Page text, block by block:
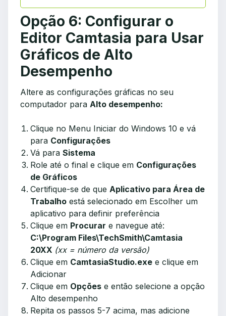
Opção 6: Configurar o
Editor Camtasia para Usar
Gráficos de Alto
Desempenho
Altere as configurações gráficas no seu
computador para Alto desempenho:
Clique no Menu Iniciar do Windows 10 e vá
para Configurações
Vá para Sistema
Role até o final e clique em Configurações
de Gráficos
Certifique-se de que Aplicativo para Área de
Trabalho está selecionado em Escolher um
aplicativo para definir preferência
Clique em Procurar e navegue até:
C:\Program Files\TechSmith\Camtasia
20XX (xx = número da versão)
Clique em CamtasiaStudio.exe e clique em
Adicionar
Clique em Opções e então selecione a opção
Alto desempenho
Repita os passos 5-7 acima, mas adicione